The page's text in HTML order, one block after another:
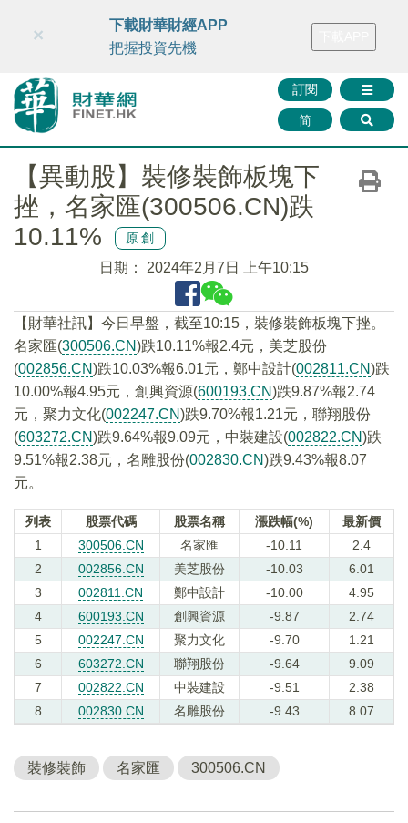
財華智庫網 FINTV FINMETA 財華證券 媒體矩陣
訂閱
简
×
下載財華財經APP
把握投資先機
【異動股】裝修裝飾板塊下
挫，名家匯(300506.CN)跌
10.11%
原創
日期： 2024年2月7日 上午10:15
【財華社訊】今日早盤，截至10:15，裝修裝飾板塊下挫。
名家匯(300506.CN)跌10.11%報2.4元，美芝股份
(002856.CN)跌10.03%報6.01元，鄭中設計(002811.CN)跌
10.00%報4.95元，創興資源(600193.CN)跌9.87%報2.74
元，聚力文化(002247.CN)跌9.70%報1.21元，聯翔股份
(603272.CN)跌9.64%報9.09元，中裝建設(002822.CN)跌
9.51%報2.38元，名雕股份(002830.CN)跌9.43%報8.07
元。
列表 股票代碼 股票名稱 漲跌幅(%)
最新價
1
300506.CN 名家匯 -10.11
2.4
2
002856.CN 美芝股份 -10.03
6.01
3
002811.CN 鄭中設計 -10.00
4.95
4
600193.CN 創興資源 -9.87
2.74
5
002247.CN 聚力文化 -9.70
1.21
6
603272.CN 聯翔股份 -9.64
9.09
7
002822.CN 中裝建設 -9.51
2.38
8
002830.CN 名雕股份 -9.43 8.07
裝修裝飾 名家匯 300506.CN